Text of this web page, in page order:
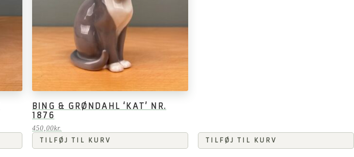
BING & GRØNDAHL ‘KAT’ NR.
1876
450,00kr.
TILFØJ TIL KURV
TILFØJ TIL KURV